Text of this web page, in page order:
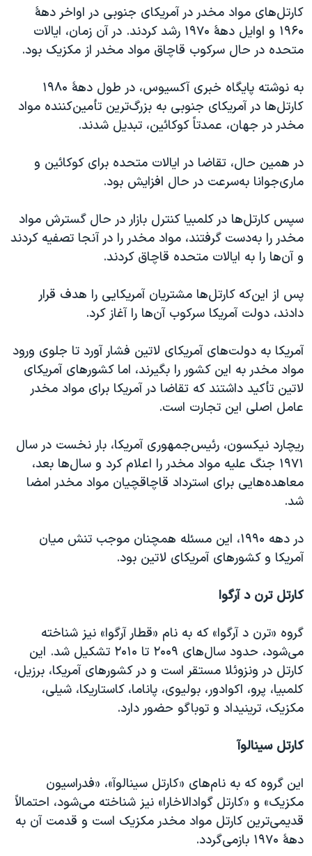
کارتل‌های مواد مخدر در آمریکای جنوبی در اواخر دههٔ
۱۹۶۰ و اوایل دههٔ ۱۹۷۰ رشد کردند. در آن زمان، ایالات
متحده در حال سرکوب قاچاق مواد مخدر از مکزیک بود.
به نوشته پایگاه خبری آکسیوس، در طول دههٔ ۱۹۸۰
کارتل‌ها در آمریکای جنوبی به بزرگ‌ترین تأمین‌کننده مواد
مخدر در جهان، عمدتاً کوکائین، تبدیل شدند.
در همین حال، تقاضا در ایالات متحده برای کوکائین و
ماری‌جوانا به‌سرعت در حال افزایش بود.
سپس کارتل‌ها در کلمبیا کنترل بازار در حال گسترش مواد
مخدر را به‌دست گرفتند، مواد مخدر را در آنجا تصفیه کردند
و آن‌ها را به ایالات متحده قاچاق کردند.
پس از این‌که کارتل‌ها مشتریان آمریکایی را هدف قرار
دادند، دولت آمریکا سرکوب آن‌ها را آغاز کرد.
آمریکا به دولت‌های آمریکای لاتین فشار آورد تا جلوی ورود
مواد مخدر به این کشور را بگیرند، اما کشورهای آمریکای
لاتین تأکید داشتند که تقاضا در آمریکا برای مواد مخدر
عامل اصلی این تجارت است.
ریچارد نیکسون، رئیس‌جمهوری آمریکا، بار نخست در سال
۱۹۷۱ جنگ علیه مواد مخدر را اعلام کرد و سال‌ها بعد،
معاهده‌هایی برای استرداد قاچاقچیان مواد مخدر امضا
شد.
در دهه ۱۹۹۰، این مسئله همچنان موجب تنش میان
آمریکا و کشورهای آمریکای لاتین بود.
کارتل ترن د آرگوا
گروه «ترن د آرگوا» که به نام «قطار آرگوا» نیز شناخته
می‌شود، حدود سال‌های ۲۰۰۹ تا ۲۰۱۰ تشکیل شد. این
کارتل در ونزوئلا مستقر است و در کشورهای آمریکا، برزیل،
کلمبیا، پرو، اکوادور، بولیوی، پاناما، کاستاریکا، شیلی،
مکزیک، ترینیداد و توباگو حضور دارد.
کارتل سینالوآ
این گروه که به نام‌های «کارتل سینالوآ»، «فدراسیون
مکزیک» و «کارتل گوادالاخارا» نیز شناخته می‌شود، احتمالاً
قدیمی‌ترین کارتل مواد مخدر مکزیک است و قدمت آن به
دههٔ ۱۹۷۰ بازمی‌گردد.